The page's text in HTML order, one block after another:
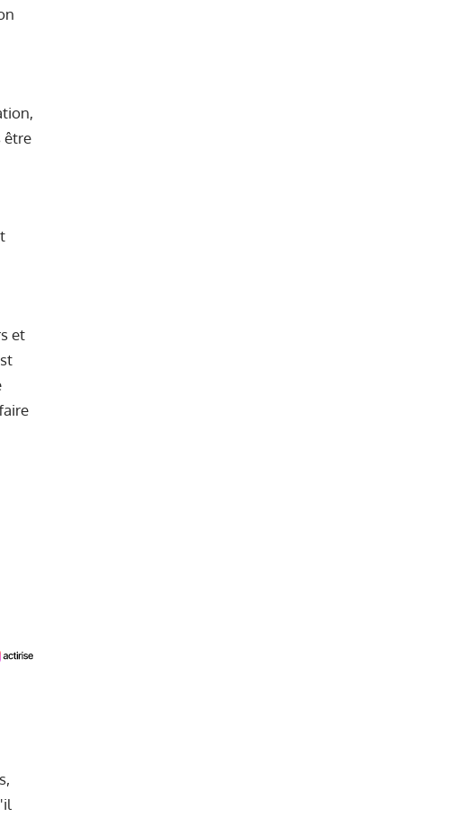
être
et